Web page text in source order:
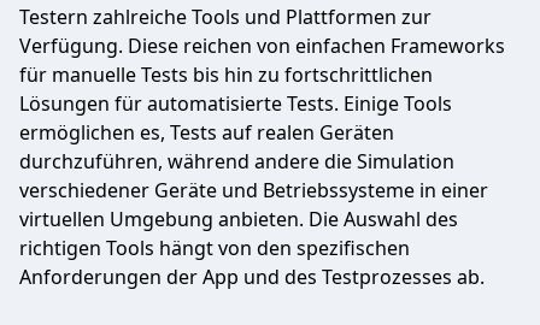
Testern zahlreiche Tools und Plattformen zur
Verfügung. Diese reichen von einfachen Frameworks
für manuelle Tests bis hin zu fortschrittlichen
Lösungen für automatisierte Tests. Einige Tools
ermöglichen es, Tests auf realen Geräten
durchzuführen, während andere die Simulation
verschiedener Geräte und Betriebssysteme in einer
virtuellen Umgebung anbieten. Die Auswahl des
richtigen Tools hängt von den spezifischen
Anforderungen der App und des Testprozesses ab.